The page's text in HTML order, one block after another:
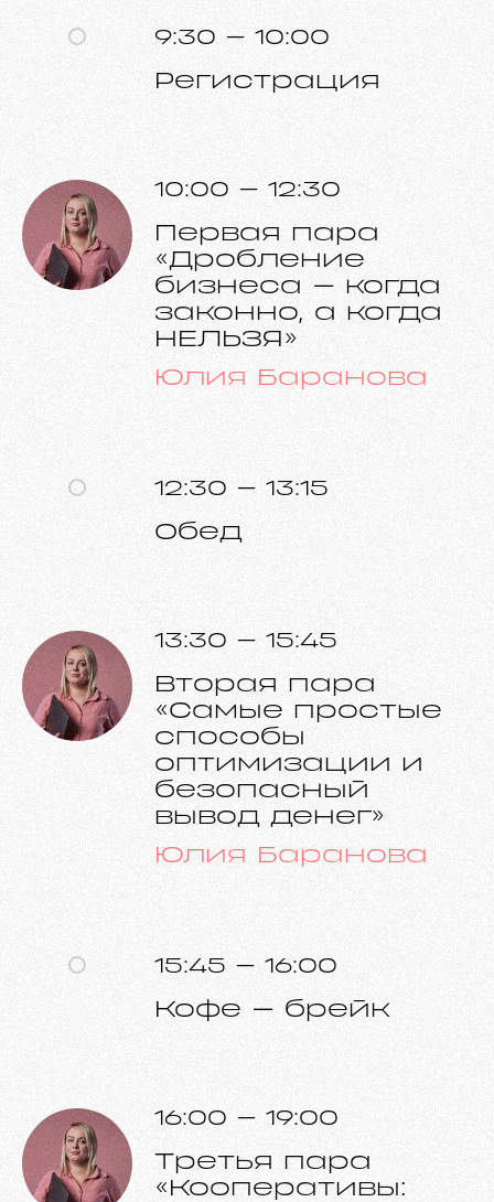
9:30 – 10:00
Регистрация
10:00 – 12:30
Первая пара
«Дробление
бизнеса – когда
законно, а когда
НЕЛЬЗЯ»
Юлия Баранова
12:30 – 13:15
Обед
13:30 – 15:45
Вторая пара
«Самые простые
способы
оптимизации и
безопасный
вывод денег»
Юлия Баранова
15:45 – 16:00
Кофе – брейк
16:00 – 19:00
Третья пара
«Кооперативы:
После заполнения формы, видео откроется автоматически.
Смотреть видео